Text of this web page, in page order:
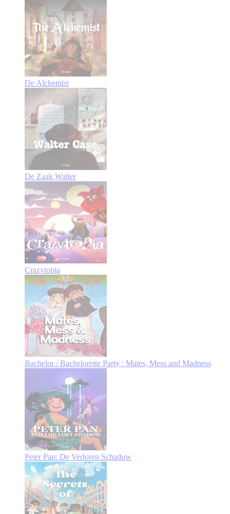
De Alchemist
De Zaak Walter
Crazytopia
Bachelor / Bachelorette Party : Mates, Mess and Madness
Peter Pan: De Verloren Schaduw